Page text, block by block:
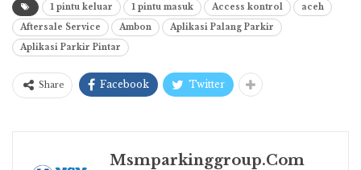
1 pintu keluar 1 pintu masuk Access kontrol
aceh
Aftersale Service
Ambon
Aplikasi Palang Parkir
Aplikasi Parkir Pintar
Share Facebook Twitter
Msmparkinggroup.com